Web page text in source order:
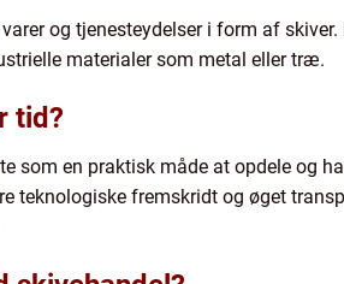
og tjenesteydelser i form af skiver.
materialer som metal eller træ.
tid?
som en praktisk måde at opdele og
teknologiske fremskridt og øget